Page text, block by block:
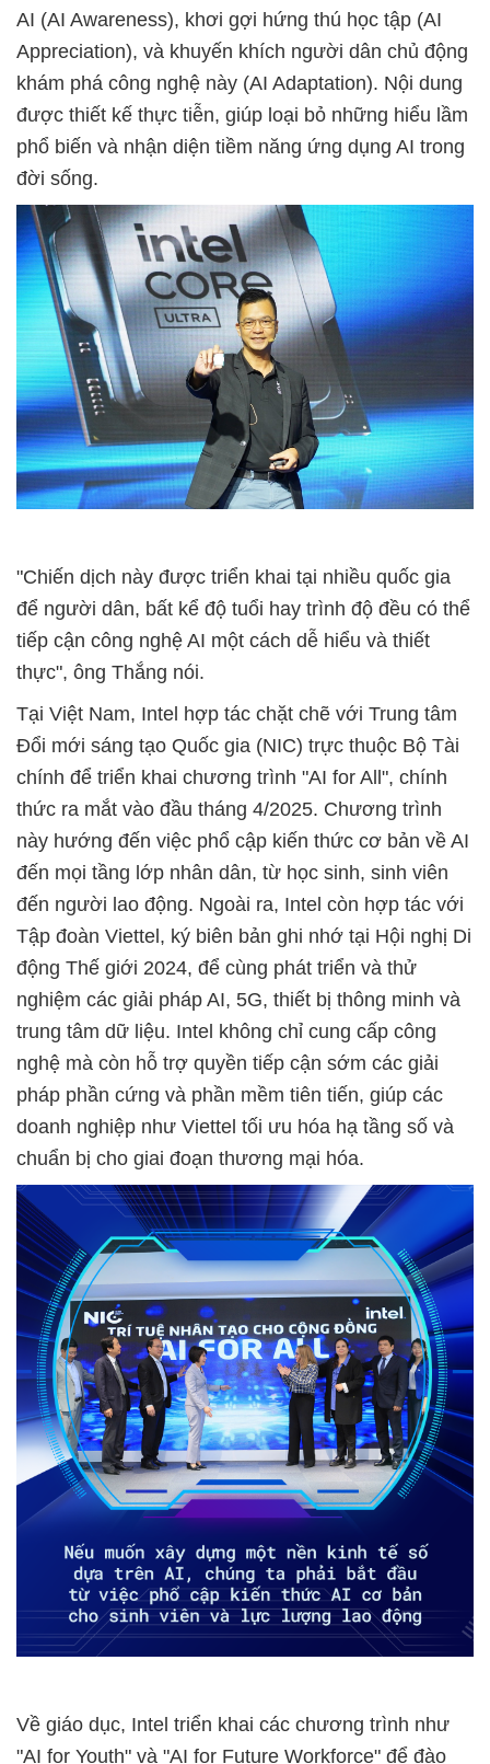
AI (AI Awareness), khơi gợi hứng thú học tập (AI
Appreciation), và khuyến khích người dân chủ động
khám phá công nghệ này (AI Adaptation). Nội dung
được thiết kế thực tiễn, giúp loại bỏ những hiểu lầm
phổ biến và nhận diện tiềm năng ứng dụng AI trong
đời sống.
"Chiến dịch này được triển khai tại nhiều quốc gia
để người dân, bất kể độ tuổi hay trình độ đều có thể
tiếp cận công nghệ AI một cách dễ hiểu và thiết
thực", ông Thắng nói.
Tại Việt Nam, Intel hợp tác chặt chẽ với Trung tâm
Đổi mới sáng tạo Quốc gia (NIC) trực thuộc Bộ Tài
chính để triển khai chương trình "AI for All", chính
thức ra mắt vào đầu tháng 4/2025. Chương trình
này hướng đến việc phổ cập kiến thức cơ bản về AI
đến mọi tầng lớp nhân dân, từ học sinh, sinh viên
đến người lao động. Ngoài ra, Intel còn hợp tác với
Tập đoàn Viettel, ký biên bản ghi nhớ tại Hội nghị Di
động Thế giới 2024, để cùng phát triển và thử
nghiệm các giải pháp AI, 5G, thiết bị thông minh và
trung tâm dữ liệu. Intel không chỉ cung cấp công
nghệ mà còn hỗ trợ quyền tiếp cận sớm các giải
pháp phần cứng và phần mềm tiên tiến, giúp các
doanh nghiệp như Viettel tối ưu hóa hạ tầng số và
chuẩn bị cho giai đoạn thương mại hóa.
Về giáo dục, Intel triển khai các chương trình như
"AI for Youth" và "AI for Future Workforce" để đào